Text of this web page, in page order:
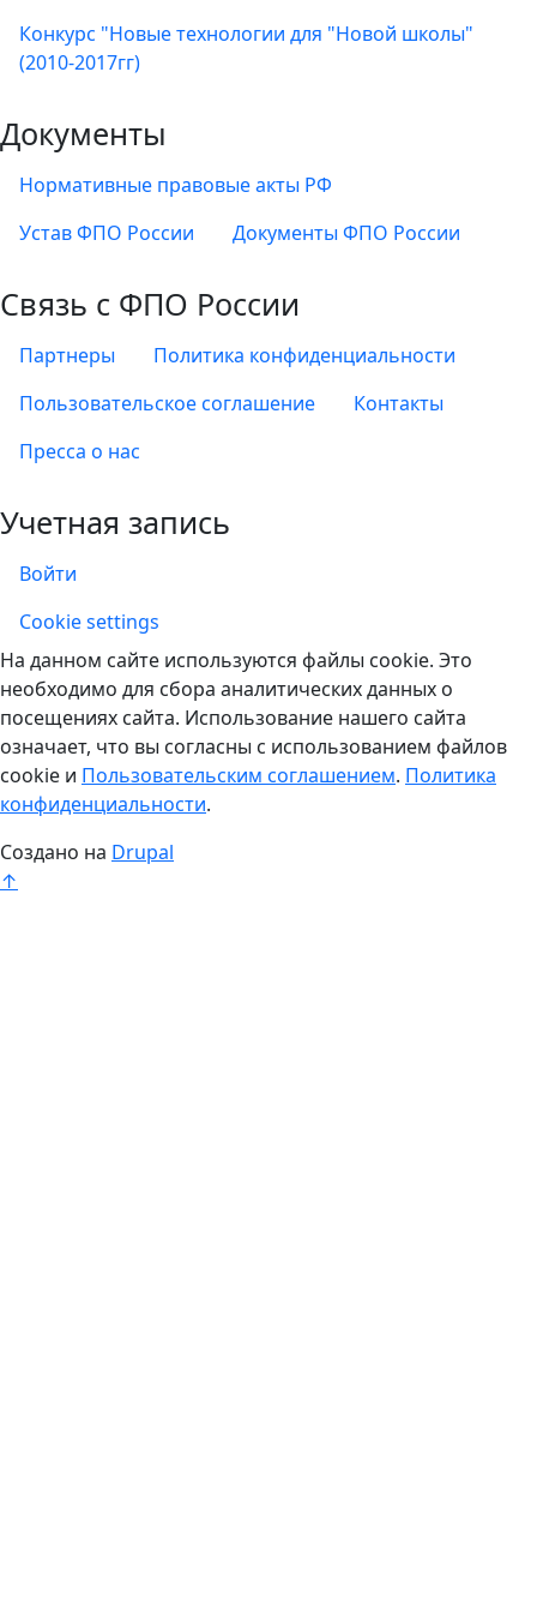
Конкурс "Новые технологии для "Новой школы"
(2010-2017гг)
Документы
Нормативные правовые акты РФ
Устав ФПО России
Документы ФПО России
Связь с ФПО России
Партнеры
Политика конфиденциальности
Пользовательское соглашение
Контакты
Пресса о нас
Учетная запись
Войти
Учетная запись
Cookie settings
На данном сайте используются файлы cookie. Это
необходимо для сбора аналитических данных о
посещениях сайта. Использование нашего сайта
означает, что вы согласны с использованием файлов
cookie и Пользовательским соглашением. Политика
конфиденциальности.
Создано на Drupal
↑